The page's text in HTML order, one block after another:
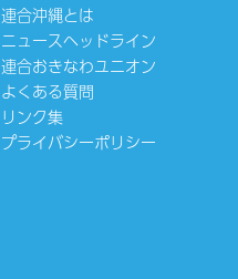
連合沖縄とは
ニュースヘッドライン
連合おきなわユニオン
よくある質問
リンク集
プライバシーポリシー